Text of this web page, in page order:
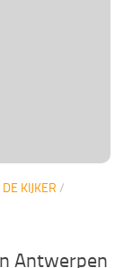
DE KIJKER /
Antwerpen